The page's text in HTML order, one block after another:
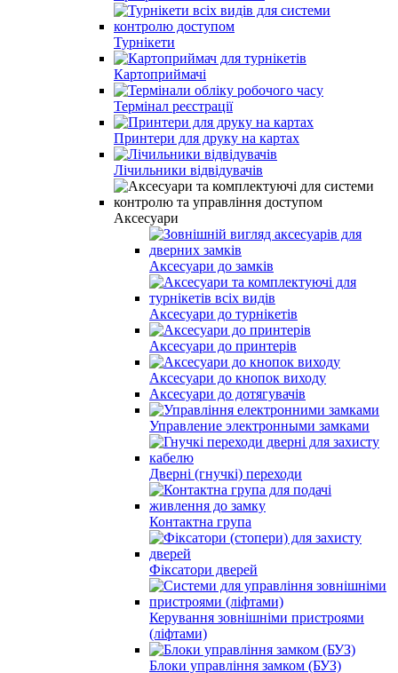
Турнікети
Картоприймачі
Термінал реєстрації
Принтери для друку на картах
Лічильники відвідувачів
Аксесуари
Аксесуари до замків
Аксесуари до турнікетів
Аксесуари до принтерів
Аксесуари до кнопок виходу
Аксесуари до дотягувачів
Управление электронными замками
Дверні (гнучкі) переходи
Контактна група
Фіксатори дверей
Керування зовнішніми пристроями
(ліфтами)
Блоки управління замком (БУЗ)